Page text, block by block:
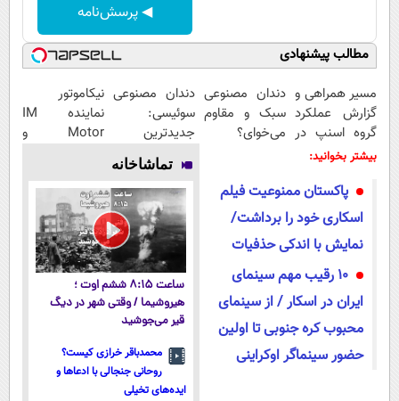
◀ پرسش‌نامه
مطالب پیشنهادی
مسیر همراهی و
گزارش عملکرد
گروه اسنپ در
۱۴۰۴
دندان مصنوعی
سبک و مقاوم
می‌خوای؟
داریم!😍 | 📍
تهران
دندان مصنوعی
سوئیسی:
جدیدترین
فناوری اروپا،
سبک و مقاوم |
پرداخت قسطی
نیکاموتور
نماینده IM
Motor و
بیشتر بخوانید:
پاکستان ممنوعیت فیلم
اسکاری خود را برداشت/
نمایش با اندکی حذفیات
10 رقیب مهم سینمای
ایران در اسکار / از سینمای
محبوب کره جنوبی تا اولین
حضور سینماگر اوکراینی
تماشاخانه
ساعت ۸:۱۵ ششم اوت ؛
هیروشیما / وقتی شهر در دیگ
قیر می‌جوشید
محمدباقر خرازی کیست؟
روحانی جنجالی با ادعاها و
ایده‌های تخیلی